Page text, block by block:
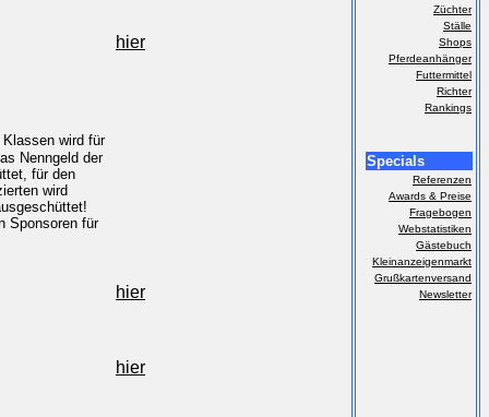
hier
Klassen wird für
Nenngeld der
für den
wird
Sponsoren für
hier
hier
Züchter
Ställe
Shops
Pferdeanhänger
Futtermittel
Richter
Rankings
Specials
Referenzen
Awards & Preise
Fragebogen
Webstatistiken
Gästebuch
Kleinanzeigenmarkt
Grußkartenversand
Newsletter